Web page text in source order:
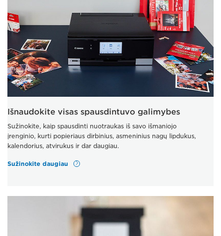
Išnaudokite visas spausdintuvo galimybes
Sužinokite, kaip spausdinti nuotraukas iš savo išmaniojo
įrenginio, kurti popieriaus dirbinius, asmeninius nagų lipdukus,
kalendorius, atvirukus ir dar daugiau.
Sužinokite daugiau